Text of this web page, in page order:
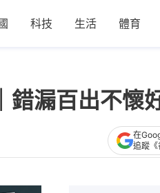
科技 生活 體育
錯漏百出不懷
在
追蹤《